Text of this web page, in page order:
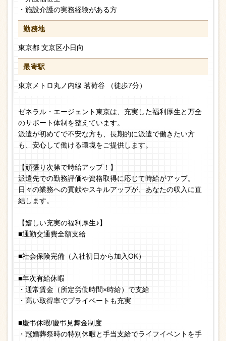
・施設介護の実務経験がある方
勤務地
東京都 文京区小日向
最寄駅
東京メトロ丸ノ内線 茗荷谷 （徒歩7分）
ゼネラル・エージェント東京は、充実した福利厚生と万全
のサポート体制を整えています。
派遣が初めてで不安な方も、長期的に派遣で働きたい方
も、安心して働ける環境をご提供します。
【頑張り次第で時給アップ！】
派遣先での勤務評価や資格取得に応じて時給がアップ。
日々の業務への貢献やスキルアップが、あなたの収入に直
結します。
【嬉しい充実の福利厚生♪】
■通勤交通費全額支給
■社会保険完備（入社初日から加入OK）
■年次有給休暇
・通常賃金（所定労働時間×時給）で支給
・高い取得率でプライベートも充実
■慶弔休暇/慶弔見舞金制度
・冠婚葬祭時の特別休暇と手当支給でライフイベントを手